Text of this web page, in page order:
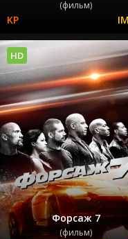
(фильм)
Форсаж 7
(фильм)
HD